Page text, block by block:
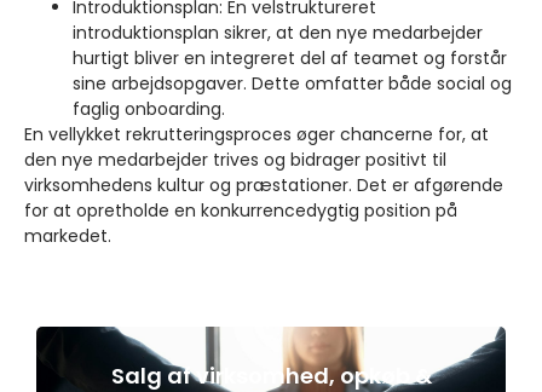
Introduktionsplan: En velstruktureret
introduktionsplan sikrer, at den nye medarbejder
hurtigt bliver en integreret del af teamet og forstår
sine arbejdsopgaver. Dette omfatter både social og
faglig onboarding.
En vellykket rekrutteringsproces øger chancerne for, at
den nye medarbejder trives og bidrager positivt til
virksomhedens kultur og præstationer. Det er afgørende
for at opretholde en konkurrencedygtig position på
markedet.
Salg af virksomhed, opkøb &